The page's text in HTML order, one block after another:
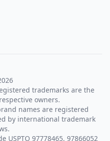
trademarks are the
owners.
names are registered
by international trademark
USPTO 97778465, 97866052